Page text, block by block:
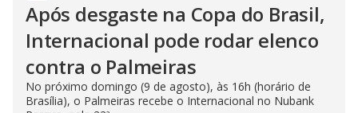
Após desgaste na Copa do Brasil,
Internacional pode rodar elenco
contra o Palmeiras
No próximo domingo (9 de agosto), às 16h (horário de
Brasília), o Palmeiras recebe o Internacional no Nubank